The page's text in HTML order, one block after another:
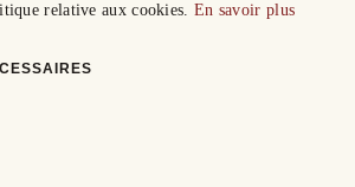
relative aux cookies. En savoir plus